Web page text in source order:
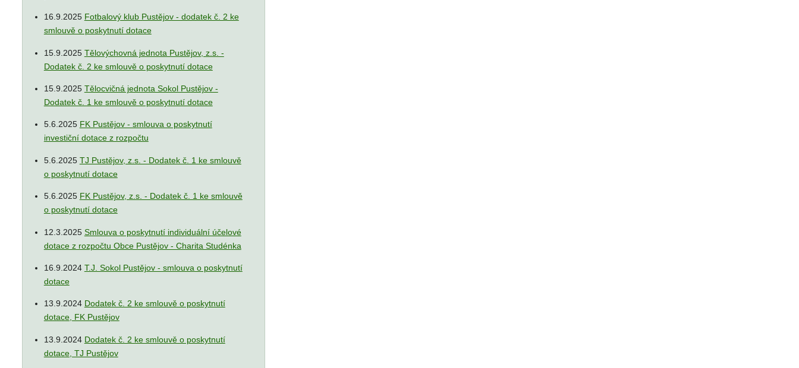
16.9.2025 Fotbalový klub Pustějov - dodatek č. 2 ke
smlouvě o poskytnutí dotace
15.9.2025 Tělovýchovná jednota Pustějov, z.s. -
Dodatek č. 2 ke smlouvě o poskytnutí dotace
15.9.2025 Tělocvičná jednota Sokol Pustějov -
Dodatek č. 1 ke smlouvě o poskytnutí dotace
5.6.2025 FK Pustějov - smlouva o poskytnutí
investiční dotace z rozpočtu
5.6.2025 TJ Pustějov, z.s. - Dodatek č. 1 ke smlouvě
o poskytnutí dotace
5.6.2025 FK Pustějov, z.s. - Dodatek č. 1 ke smlouvě
o poskytnutí dotace
12.3.2025 Smlouva o poskytnutí individuální účelové
dotace z rozpočtu Obce Pustějov - Charita Studénka
16.9.2024 T.J. Sokol Pustějov - smlouva o poskytnutí
dotace
13.9.2024 Dodatek č. 2 ke smlouvě o poskytnutí
dotace, FK Pustějov
13.9.2024 Dodatek č. 2 ke smlouvě o poskytnutí
dotace, TJ Pustějov